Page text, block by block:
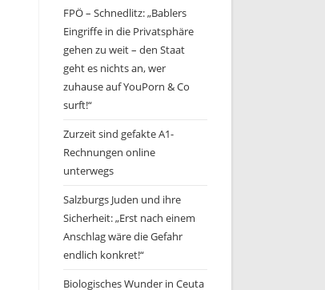
FPÖ – Schnedlitz: „Bablers
Eingriffe in die Privatsphäre
gehen zu weit – den Staat
geht es nichts an, wer
zuhause auf YouPorn & Co
surft!“
Zurzeit sind gefakte A1-
Rechnungen online
unterwegs
Salzburgs Juden und ihre
Sicherheit: „Erst nach einem
Anschlag wäre die Gefahr
endlich konkret!“
Biologisches Wunder in Ceuta